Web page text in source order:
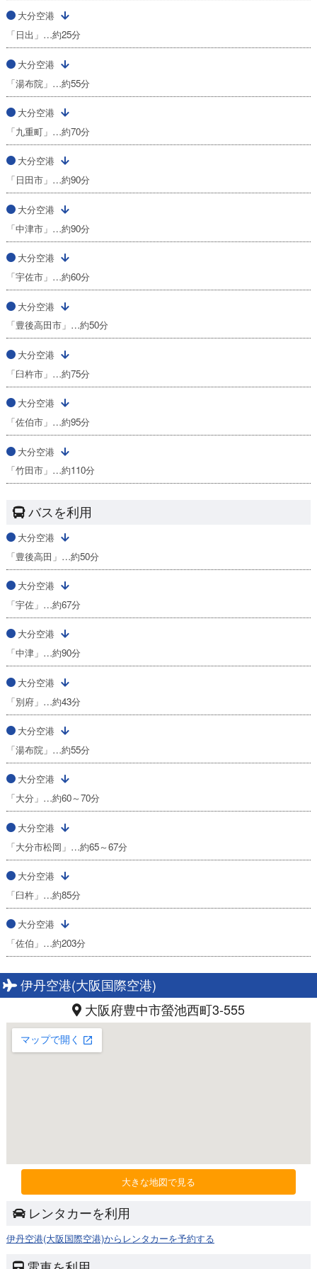
大分空港
「日出」…約25分
大分空港
「湯布院」…約55分
大分空港
「九重町」…約70分
大分空港
「日田市」…約90分
大分空港
「中津市」…約90分
大分空港
「宇佐市」…約60分
大分空港
「豊後高田市」…約50分
大分空港
「臼杵市」…約75分
大分空港
「佐伯市」…約95分
大分空港
「竹田市」…約110分
バスを利用
大分空港
「豊後高田」…約50分
大分空港
「宇佐」…約67分
大分空港
「中津」…約90分
大分空港
「別府」…約43分
大分空港
「湯布院」…約55分
大分空港
「大分」…約60～70分
大分空港
「大分市松岡」…約65～67分
大分空港
「臼杵」…約85分
大分空港
「佐伯」…約203分
伊丹空港(大阪国際空港)
大阪府豊中市螢池西町3-555
大きな地図で見る
レンタカーを利用
伊丹空港(大阪国際空港)からレンタカーを予約する